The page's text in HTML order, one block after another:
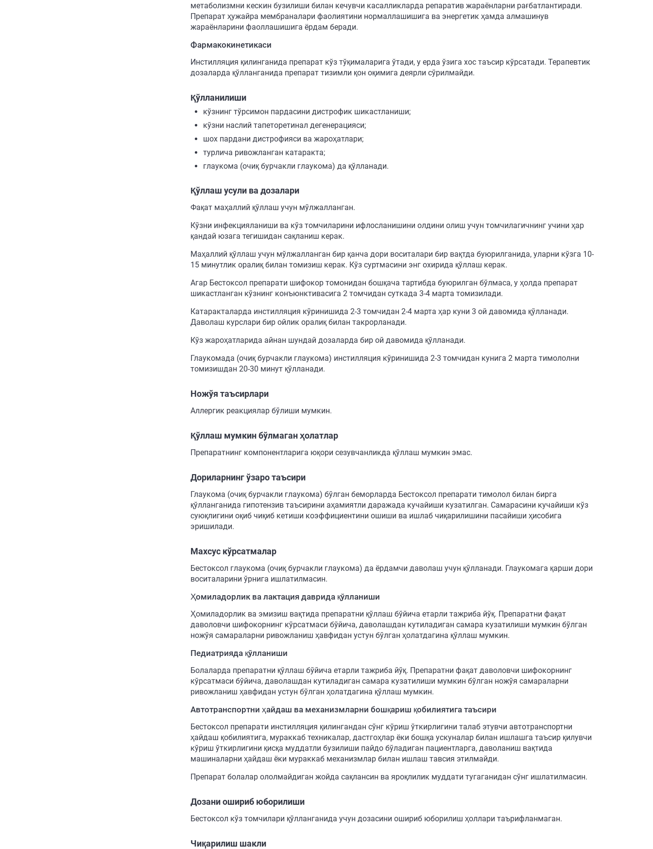
метаболизмни кескин бузилиши билан кечувчи касалликларда репаратив жараёнларни рағбатлантиради.
Препарат ҳужайра мембраналари фаолиятини нормаллашишига ва энергетик ҳамда алмашинув
жараёнларини фаоллашишига ёрдам беради.
Фармакокинетикаси
Инстилляция қилинганида препарат кўз тўқималарига ўтади, у ерда ўзига хос таъсир кўрсатади. Терапевтик
дозаларда қўлланганида препарат тизимли қон оқимига деярли сўрилмайди.
Қўлланилиши
кўзнинг тўрсимон пардасини дистрофик шикастланиши;
кўзни наслий тапеторетинал дегенерацияси;
шох пардани дистрофияси ва жароҳатлари;
турлича ривожланган катаракта;
глаукома (очиқ бурчакли глаукома) да қўлланади.
Қўллаш усули ва дозалари
Фақат маҳаллий қўллаш учун мўлжалланган.
Кўзни инфекцияланиши ва кўз томчиларини ифлосланишини олдини олиш учун томчилагичнинг учини ҳар
қандай юзага тегишидан сақланиш керак.
Маҳаллий қўллаш учун мўлжалланган бир қанча дори воситалари бир вақтда буюрилганида, уларни кўзга 10-
15 минутлик оралиқ билан томизиш керак. Кўз суртмасини энг охирида қўллаш керак.
Агар Бестоксол препарати шифокор томонидан бошқача тартибда буюрилган бўлмаса, у ҳолда препарат
шикастланган кўзнинг конъюнктивасига 2 томчидан суткада 3-4 марта томизилади.
Катаракталарда инстилляция кўринишида 2-3 томчидан 2-4 марта ҳар куни 3 ой давомида қўлланади.
Даволаш курслари бир ойлик оралиқ билан такрорланади.
Кўз жароҳатларида айнан шундай дозаларда бир ой давомида қўлланади.
Глаукомада (очиқ бурчакли глаукома) инстилляция кўринишида 2-3 томчидан кунига 2 марта тимололни
томизишдан 20-30 минут қўлланади.
Ножўя таъсирлари
Аллергик реакциялар бўлиши мумкин.
Қўллаш мумкин бўлмаган ҳолатлар
Препаратнинг компонентларига юқори сезувчанликда қўллаш мумкин эмас.
Дориларнинг ўзаро таъсири
Глаукома (очиқ бурчакли глаукома) бўлган беморларда Бестоксол препарати тимолол билан бирга
қўлланганида гипотензив таъсирини аҳамиятли даражада кучайиши кузатилган. Самарасини кучайиши кўз
суюқлигини оқиб чиқиб кетиши коэффициентини ошиши ва ишлаб чиқарилишини пасайиши ҳисобига
эришилади.
Махсус кўрсатмалар
Бестоксол глаукома (очиқ бурчакли глаукома) да ёрдамчи даволаш учун қўлланади. Глаукомага қарши дори
воситаларини ўрнига ишлатилмасин.
Ҳомиладорлик ва лактация даврида қўлланиши
Ҳомиладорлик ва эмизиш вақтида препаратни қўллаш бўйича етарли тажриба йўқ. Препаратни фақат
даволовчи шифокорнинг кўрсатмаси бўйича, даволашдан кутиладиган самара кузатилиши мумкин бўлган
ножўя самараларни ривожланиш ҳавфидан устун бўлган ҳолатдагина қўллаш мумкин.
Педиатрияда қўлланиши
Болаларда препаратни қўллаш бўйича етарли тажриба йўқ. Препаратни фақат даволовчи шифокорнинг
кўрсатмаси бўйича, даволашдан кутиладиган самара кузатилиши мумкин бўлган ножўя самараларни
ривожланиш ҳавфидан устун бўлган ҳолатдагина қўллаш мумкин.
Автотранспортни ҳайдаш ва механизмларни бошқариш қобилиятига таъсири
Бестоксол препарати инстилляция қилингандан сўнг кўриш ўткирлигини талаб этувчи автотранспортни
ҳайдаш қобилиятига, мураккаб техникалар, дастгоҳлар ёки бошқа ускуналар билан ишлашга таъсир қилувчи
кўриш ўткирлигини қисқа муддатли бузилиши пайдо бўладиган пациентларга, даволаниш вақтида
машиналарни ҳайдаш ёки мураккаб механизмлар билан ишлаш тавсия этилмайди.
Препарат болалар ололмайдиган жойда сақлансин ва яроқлилик муддати тугаганидан сўнг ишлатилмасин.
Дозани ошириб юборилиши
Бестоксол кўз томчилари қўлланганида учун дозасини ошириб юборилиш ҳоллари таърифланмаган.
Чиқарилиш шакли